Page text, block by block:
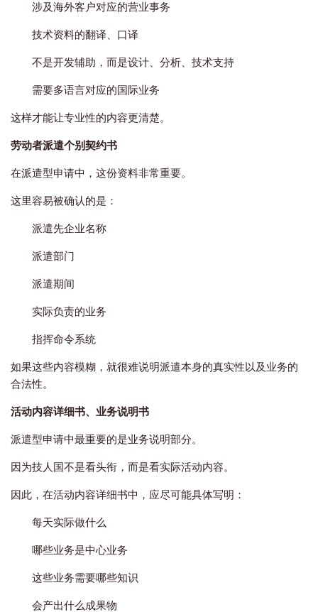
涉及海外客户对应的营业事务
技术资料的翻译、口译
不是开发辅助，而是设计、分析、技术支持
需要多语言对应的国际业务
这样才能让专业性的内容更清楚。
劳动者派遣个别契约书
在派遣型申请中，这份资料非常重要。
这里容易被确认的是：
派遣先企业名称
派遣部门
派遣期间
实际负责的业务
指挥命令系统
如果这些内容模糊，就很难说明派遣本身的真实性以及业务的
合法性。
活动内容详细书、业务说明书
派遣型申请中最重要的是业务说明部分。
因为技人国不是看头衔，而是看实际活动内容。
因此，在活动内容详细书中，应尽可能具体写明：
每天实际做什么
哪些业务是中心业务
这些业务需要哪些知识
会产出什么成果物